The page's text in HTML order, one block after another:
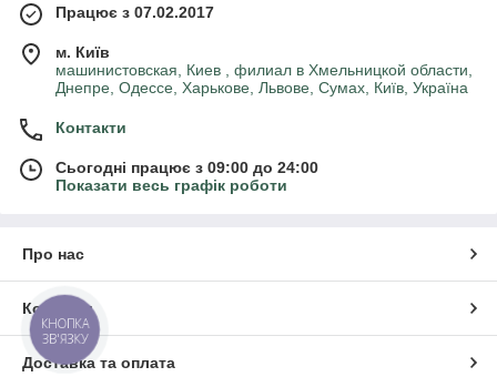
Працює з 07.02.2017
м. Київ
машинистовская, Киев , филиал в Хмельницкой области,
Днепре, Одессе, Харькове, Львове, Сумах, Київ, Україна
Контакти
Сьогодні працює з 09:00 до 24:00
Показати весь графік роботи
Про нас
Контакти
Доставка та оплата
КНОПКА
ЗВ'ЯЗКУ